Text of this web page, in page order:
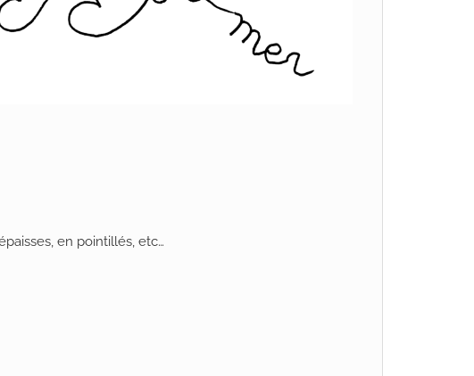
en pointillés, etc…